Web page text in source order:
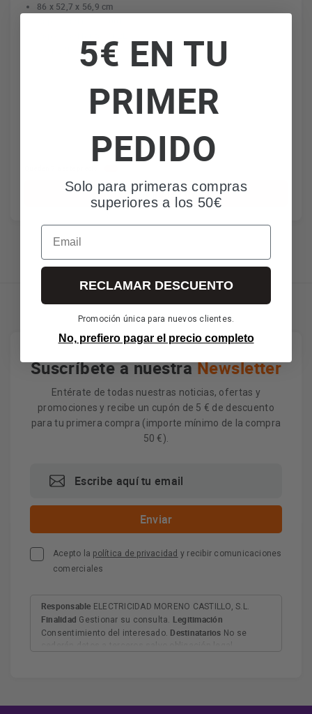
86 x 52,7 x 56,9 cm
239€ IVA incl. envío incl.
Añadir al carrito
Suscríbete a nuestraNewsletter
Entérate de todas nuestras noticias, ofertas y
promociones y recibe un cupón de 5 € de descuento
para tu primera compra (importe mínimo de la compra
50 €).
Acepto la política de privacidad y recibir comunicaciones
comerciales
Responsable ELECTRICIDAD MORENO CASTILLO, S.L.
Finalidad Gestionar su consulta. Legitimación
Consentimiento del interesado. Destinatarios No se
5€ EN TU
PRIMER
PEDIDO
Solo para primeras compras
superiores a los 50€
Email
RECLAMAR DESCUENTO
Promoción única para nuevos clientes.
No, prefiero pagar el precio completo